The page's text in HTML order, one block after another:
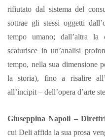
rifiutato dal sistema del
sottrae gli stessi oggetti
tempo umano; dall’altra la
scaturisce in un’analisi
tempo, nella sua dimensione
la storia), fino a risalire
all’incipit – dell’opera d’arte
Giuseppina Napoli –
cui Deli affida la sua prosa